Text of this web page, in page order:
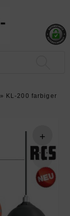
»
KL-200 farbiger